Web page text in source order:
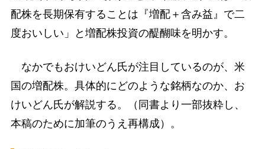
配株を長期保有することは『増配＋含み益』で二
度おいしい」と増配株投資の醍醐味を明かす。
なかでもおけいどん氏が注目しているのが、米
国の増配株。具体的にどのような銘柄なのか、お
けいどん氏が解説する。（同書より一部抜粋し、
本稿のために加筆のうえ再構成）。